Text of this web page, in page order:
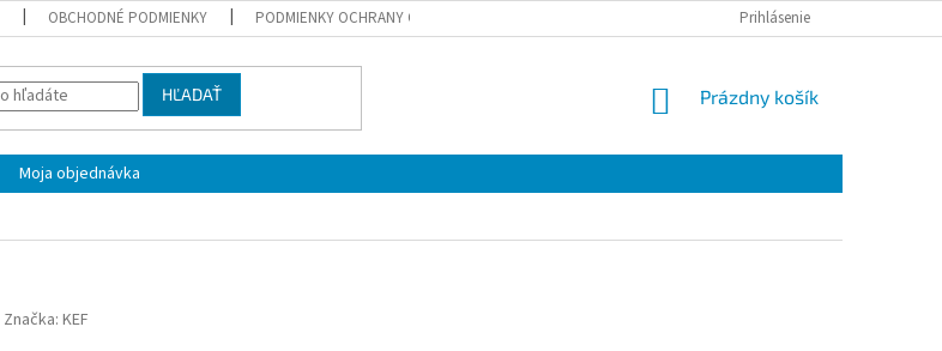
OBCHODNÉ PODMIENKY PODMIENKY OCHRANY OSOBNÝCH ÚDAJOV Prihlásenie
HĽADAŤ
NÁKUPNÝ
Prázdny košík
Moja objednávka
Značka:KEF